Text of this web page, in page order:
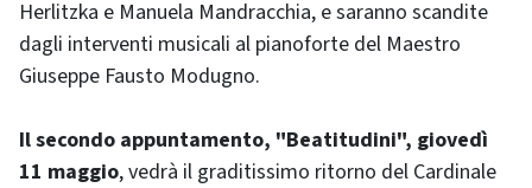
Herlitzka e Manuela Mandracchia, e saranno scandite
dagli interventi musicali al pianoforte del Maestro
Giuseppe Fausto Modugno.
Il secondo appuntamento, "Beatitudini", giovedì
11 maggio, vedrà il graditissimo ritorno del Cardinale